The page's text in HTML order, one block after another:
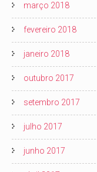
março 2018
fevereiro 2018
janeiro 2018
outubro 2017
setembro 2017
julho 2017
junho 2017